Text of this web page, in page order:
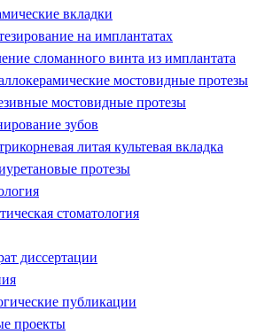
вкладки
на имплантатах
сломанного винта из имплантата
мостовидные протезы
мостовидные протезы
зубов
литая культевая вкладка
протезы
стоматология
диссертации
публикации
проекты